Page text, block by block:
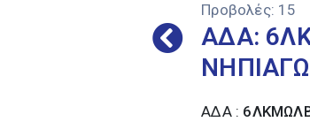
Προβολές: 15
ΑΔΑ:
ΑΔΑ :